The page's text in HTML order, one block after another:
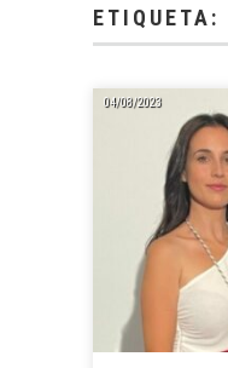
ETIQUETA:
04/08/2023